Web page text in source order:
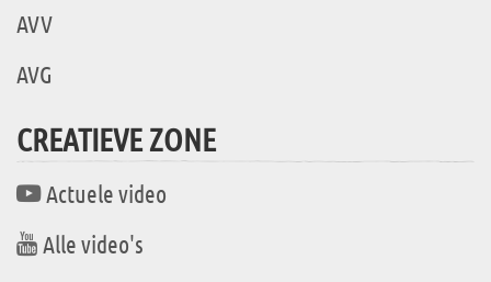
AVV
AVG
CREATIEVE ZONE
Actuele video
Alle video's